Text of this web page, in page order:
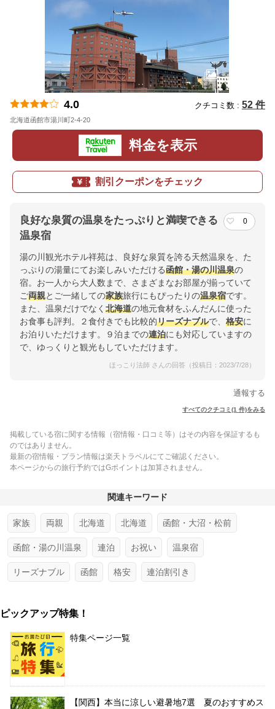
4.0 クチコミ数 : 52 件
北海道函館市湯川町2-4-20
料金を表示
割引クーポンをチェック
良好な泉質の温泉をたっぷりと満喫できる
温泉宿
0
湯の川観光ホテル祥苑は、良好な泉質を誇る天然温泉を、た
っぷりの湯量にてお楽しみいただける函館・湯の川温泉の
宿。お一人から大人数まで、さまざまなお部屋が揃っていて
ご両親とご一緒しての家族旅行にもぴったりの温泉宿です。
また、温泉だけでなく 北海道の地元食材をふんだんに使った
お食事も評判。２食付きでも比較的リーズナブルで、 格安に
お泊りいただけます。９泊までの連泊にも対応していますの
で、ゆっくりと観光もしていただけます。
ほっこり法師 さんの回答（投稿日：2023/7/28）
通報する
すべてのクチコミ(1 件)をみる
掲載している宿に関する情報（宿情報・口コミ等）はその内容を保証するも
のではありません。
最新の宿情報・プラン情報は楽天トラベルにてご確認ください。
本ページからの旅行予約ではGポイントは加算されません。
関連キーワード
家族 両親 北海道 北海道 函館・大沼・松前
函館・湯の川温泉 連泊 お祝い 温泉宿
リーズナブル 函館 格安 連泊割引き
ピックアップ特集！
特集ページ一覧
【関西】本当に涼しい避暑地7選 夏のおすすめス